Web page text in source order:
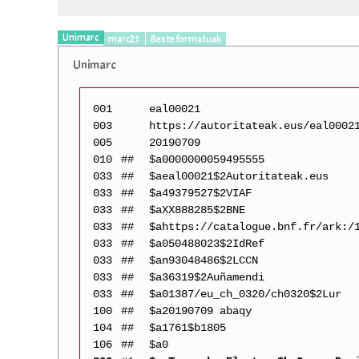
Unimarc marc21 Beste formatuak
Unimarc
001
eal00021
003
https://autoritateak.eus/
005
20190709
010
##
$a0000000059495555
033
##
$aeal00021$2Autoritateak.eus
033
##
$a49379527$2VIAF
033
##
$aXX888285$2BNE
033
##
$ahttps://catalogue.bnf.fr/ark:/
033
##
$a050488023$2IdRef
033
##
$an93048486$2LCCN
033
##
$a36319$2Auñamendi
033
##
$a01387/eu_ch_0320/ch0320$2Lur
100
##
$a20190709 abaqy
104
##
$a1761$b1805
106
##
$a0